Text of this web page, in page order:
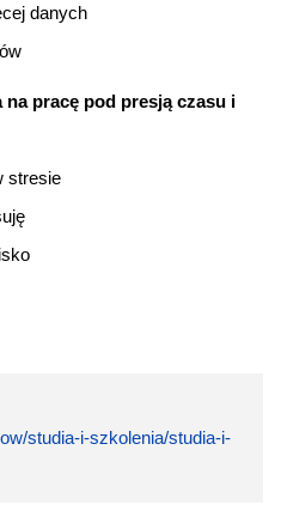
danych
pracę pod presją czasu i
stresie
studia-i-szkolenia/studia-i-